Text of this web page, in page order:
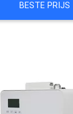
BESTE PRIJS